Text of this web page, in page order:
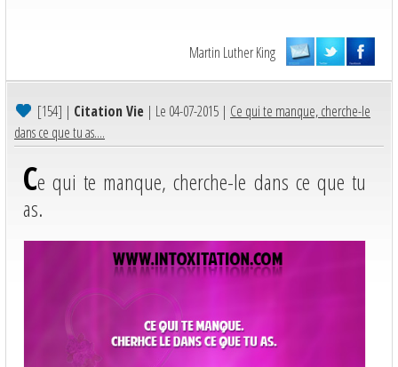
Martin Luther King
[154] | Citation Vie | Le 04-07-2015 | Ce qui te manque, cherche-le
dans ce que tu as....
Ce qui te manque, cherche-le dans ce que tu
as.